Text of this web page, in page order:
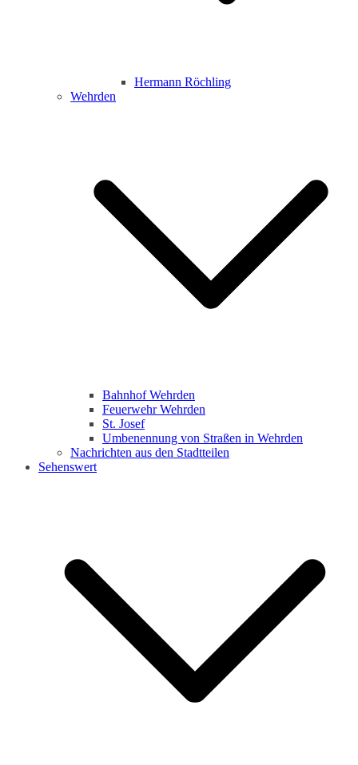
Hermann Röchling
Wehrden
Bahnhof Wehrden
Feuerwehr Wehrden
St. Josef
Umbenennung von Straßen in Wehrden
Nachrichten aus den Stadtteilen
Sehenswert